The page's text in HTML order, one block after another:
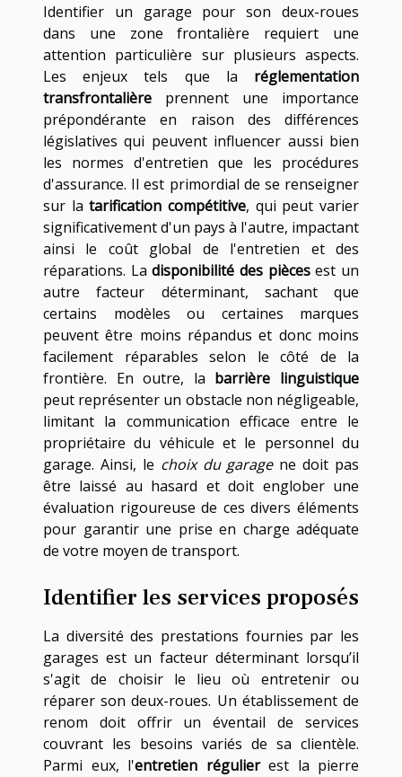
Identifier un garage pour son deux-roues
dans une zone frontalière requiert une
attention particulière sur plusieurs aspects.
Les enjeux tels que la réglementation
transfrontalière prennent une importance
prépondérante en raison des différences
législatives qui peuvent influencer aussi bien
les normes d'entretien que les procédures
d'assurance. Il est primordial de se renseigner
sur latarification compétitive, qui peut varier
significativement d'un pays à l'autre, impactant
ainsi le coût global de l'entretien et des
réparations. Ladisponibilité des piècesest un
autre facteur déterminant, sachant que
certains modèles ou certaines marques
peuvent être moins répandus et donc moins
facilement réparables selon le côté de la
frontière. En outre, la barrière linguistique
peut représenter un obstacle non négligeable,
limitant la communication efficace entre le
propriétaire du véhicule et le personnel du
garage. Ainsi, le choix du garagene doit pas
être laissé au hasard et doit englober une
évaluation rigoureuse de ces divers éléments
pour garantir une prise en charge adéquate
de votre moyen de transport.
Identifier les services proposés
La diversité des prestations fournies par les
garages est un facteur déterminant lorsqu’il
s'agit de choisir le lieu où entretenir ou
réparer son deux-roues. Un établissement de
renom doit offrir un éventail de services
couvrant les besoins variés de sa clientèle.
Parmi eux, l'entretien régulierest la pierre